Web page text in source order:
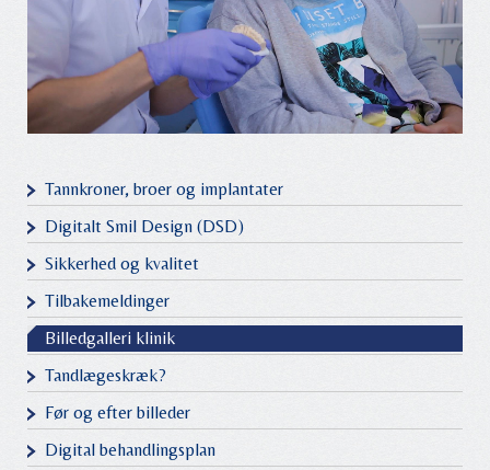
Tannkroner, broer og implantater
Digitalt Smil Design (DSD)
Sikkerhed og kvalitet
Tilbakemeldinger
Billedgalleri klinik
Tandlægeskræk?
Før og efter billeder
Digital behandlingsplan